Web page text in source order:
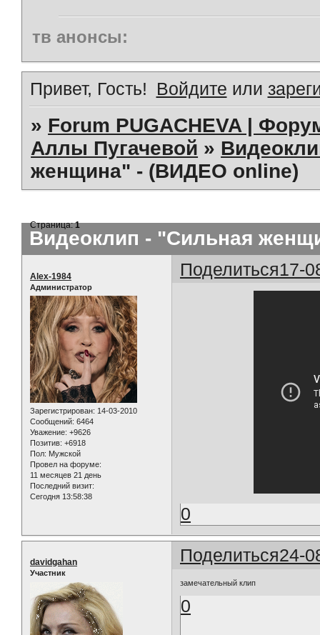
тв анонсы:
Привет, Гость! Войдите или
» Forum PUGACHEVA |
Аллы Пугачевой »
женщина" - (ВИДЕО online)
Видеоклип - "Сильная
Страница:1
Поделиться17-
Alex-1984
Администратор
Зарегистрирован: 14-03-2010
Сообщений: 6464
Уважение: +9626
Позитив: +6918
Пол: Мужской
Провел на форуме:
11 месяцев 21 день
Последний визит:
Сегодня 13:58:38
0
Поделиться24-
davidgahan
Участник
замечательный клип
0